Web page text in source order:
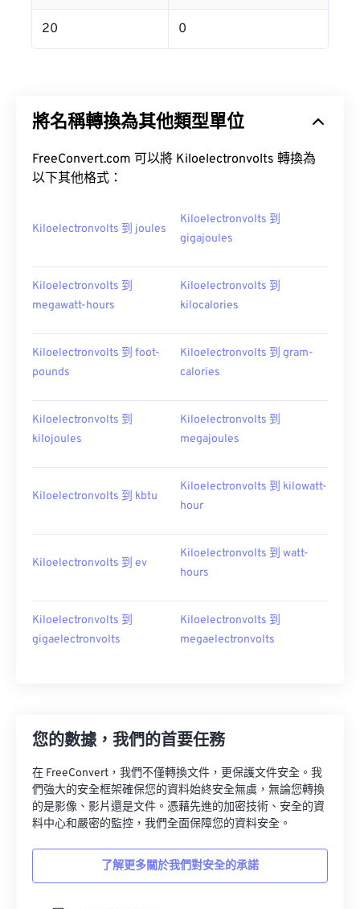
20 0
將名稱轉換為其他類型單位
FreeConvert.com 可以將 Kiloelectronvolts 轉換為
以下其他格式：
Kiloelectronvolts 到 joules
Kiloelectronvolts 到
gigajoules
Kiloelectronvolts 到
megawatt-hours
Kiloelectronvolts 到
kilocalories
Kiloelectronvolts 到 foot-
pounds
Kiloelectronvolts 到 gram-
calories
Kiloelectronvolts 到
kilojoules
Kiloelectronvolts 到
megajoules
Kiloelectronvolts 到 kbtu
Kiloelectronvolts 到 kilowatt-
hour
Kiloelectronvolts 到 ev
Kiloelectronvolts 到 watt-
hours
Kiloelectronvolts 到
gigaelectronvolts
Kiloelectronvolts 到
megaelectronvolts
您的數據，我們的首要任務
在 FreeConvert，我們不僅轉換文件，更保護文件安全。我
們強大的安全框架確保您的資料始終安全無虞，無論您轉換
的是影像、影片還是文件。憑藉先進的加密技術、安全的資
料中心和嚴密的監控，我們全面保障您的資料安全。
了解更多關於我們對安全的承諾